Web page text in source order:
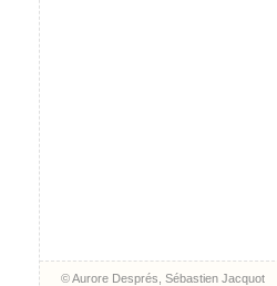
© Aurore Després, Sébastien Jacquot